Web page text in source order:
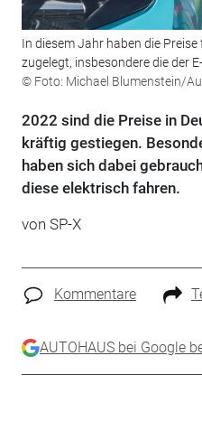
In diesem Jahr haben die
zugelegt, insbesondere die der
© Foto: Michael Blumenstein/
2022 sind die Preise in
kräftig gestiegen.
haben sich dabei
diese elektrisch fahren.
von SP-X
Kommentare
AUTOHAUS bei Google